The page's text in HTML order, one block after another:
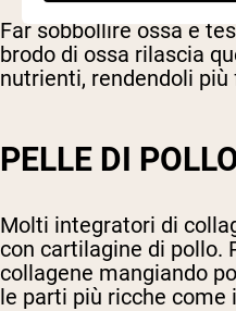
Far sobbollire ossa e
brodo di ossa rilascia
nutrienti, rendendoli
PELLE DI
Molti integratori di
con cartilagine di pollo.
collagene mangiando
le parti più ricche come